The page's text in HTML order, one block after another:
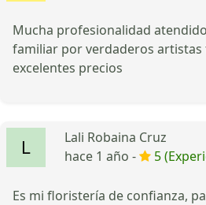
Mucha profesionalidad
familiar por verdaderos artistas
excelentes precios
Lali Robaina Cruz
hace 1 año -
5
Es mi floristería de confianza,